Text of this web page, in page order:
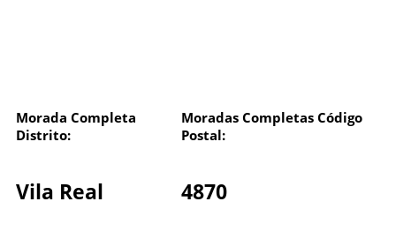
Morada Completa
Distrito:
Moradas Completas Código
Postal:
Vila Real 4870